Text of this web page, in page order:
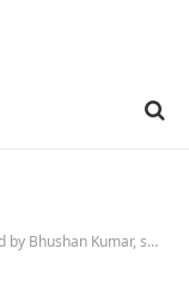
NTR in a rugged and tough avatar; watch first glimpse